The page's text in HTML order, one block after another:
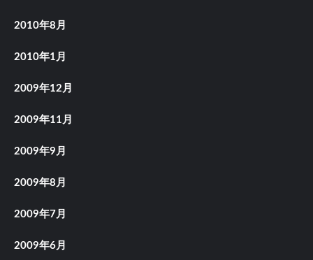
2010年8月
2010年1月
2009年12月
2009年11月
2009年9月
2009年8月
2009年7月
2009年6月